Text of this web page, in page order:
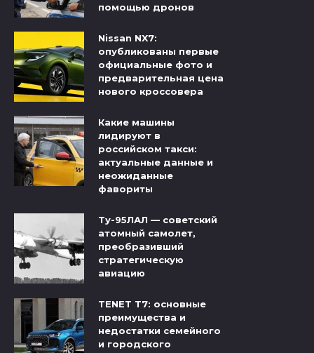
помощью дронов
Nissan NX7:
опубликованы первые
официальные фото и
предварительная цена
нового кроссовера
Какие машины
лидируют в
российском такси:
актуальные данные и
неожиданные
фавориты
Ту-95ЛАЛ — советский
атомный самолет,
преобразивший
стратегическую
авиацию
TENET T7: основные
преимущества и
недостатки семейного
и городского